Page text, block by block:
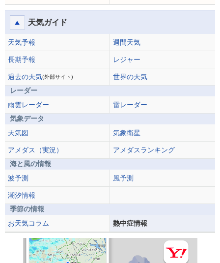
天気ガイド
天気予報 週間天気
長期予報 レジャー
過去の天気(外部サイト)
世界の天気
レーダー
雨雲レーダー
雷レーダー
気象データ
天気図
気象衛星
アメダス（実況）
アメダスランキング
海と風の情報
波予測
風予測
潮汐情報
季節の情報
お天気コラム
熱中症情報